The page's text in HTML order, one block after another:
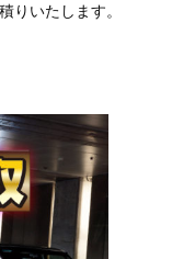
りいたします。